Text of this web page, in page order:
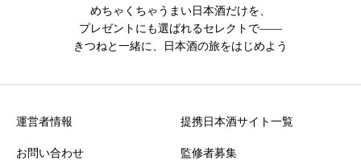
・投稿内容は運営確認後に公開されます
めちゃくちゃうまい日本酒だけを、
プレゼントにも選ばれるセレクトで――
きつねと一緒に、日本酒の旅をはじめよう
運営者情報
お問い合わせ
提携日本酒サイト一覧
監修者募集